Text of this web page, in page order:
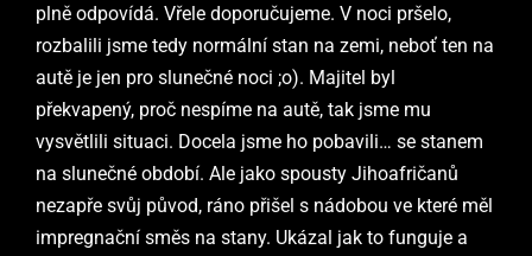
plně odpovídá. Vřele doporučujeme. V noci pršelo,
rozbalili jsme tedy normální stan na zemi, neboť ten na
autě je jen pro slunečné noci ;o). Majitel byl
překvapený, proč nespíme na autě, tak jsme mu
vysvětlili situaci. Docela jsme ho pobavili… se stanem
na slunečné období. Ale jako spousty Jihoafričanů
nezapře svůj původ, ráno přišel s nádobou ve které měl
impregnační směs na stany. Ukázal jak to funguje a